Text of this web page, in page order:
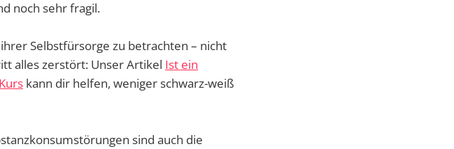
noch sehr fragil.
Selbstfürsorge zu betrachten – nicht
alles zerstört: Unser Artikel Ist ein
kann dir helfen, weniger schwarz-weiß
sind auch die